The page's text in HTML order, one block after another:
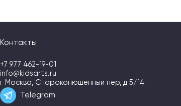
Контакты
+7 977 462-19-01
info@kidsarts.ru
г Москва, Староконюшенный пер, д 5/14
Telegram